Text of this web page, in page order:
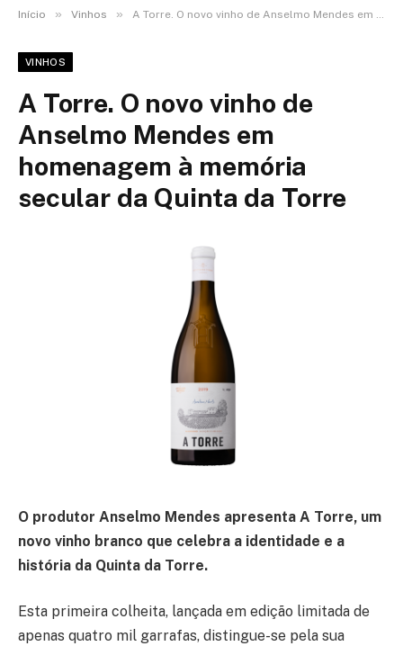
Início » Vinhos » A Torre. O novo vinho de Anselmo Mendes em homenagem à memória secular da Quinta da Torre
VINHOS
A Torre. O novo vinho de
Anselmo Mendes em
homenagem à memória
secular da Quinta da Torre
O produtor Anselmo Mendes apresenta A Torre, um
novo vinho branco que celebra a identidade e a
história da Quinta da Torre.
Esta primeira colheita, lançada em edição limitada de
apenas quatro mil garrafas, distingue-se pela sua